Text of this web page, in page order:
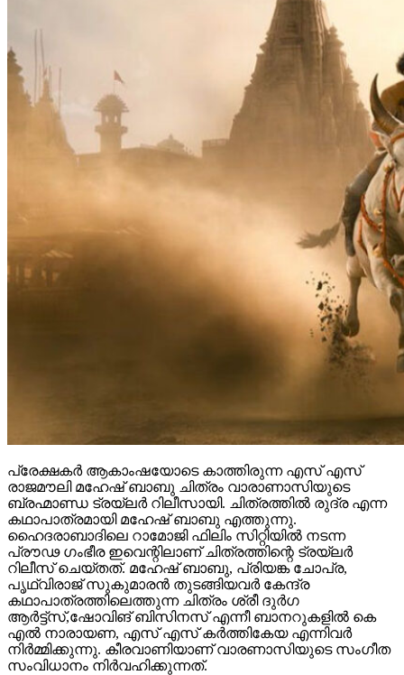
പ്രേക്ഷകർ ആകാംഷയോടെ കാത്തിരുന്ന എസ് എസ്
രാജമൗലി മഹേഷ് ബാബു ചിത്രം വാരാണാസിയുടെ
ബ്രഹ്മാണ്ഡ ട്രയ്ലർ റിലീസായി. ചിത്രത്തിൽ രുദ്ര എന്ന
കഥാപാത്രമായി മഹേഷ് ബാബു എത്തുന്നു.
ഹൈദരാബാദിലെ റാമോജി ഫിലിം സിറ്റിയിൽ നടന്ന
പ്രൗഢ ഗംഭീര ഇവെന്റിലാണ് ചിത്രത്തിന്റെ ട്രയ്ലർ
റിലീസ് ചെയ്തത്. മഹേഷ് ബാബു, പ്രിയങ്ക ചോപ്ര,
പൃഥ്വിരാജ് സുകുമാരൻ തുടങ്ങിയവർ കേന്ദ്ര
കഥാപാത്രത്തിലെത്തുന്ന ചിത്രം ശ്രീ ദുർഗ
ആർട്ട്സ്,ഷോവിങ് ബിസിനസ് എന്നീ ബാനറുകളിൽ കെ
എൽ നാരായണ, എസ് എസ് കർത്തികേയ എന്നിവർ
നിർമ്മിക്കുന്നു. കീരവാണിയാണ് വാരണാസിയുടെ സംഗീത
സംവിധാനം നിർവഹിക്കുന്നത്.